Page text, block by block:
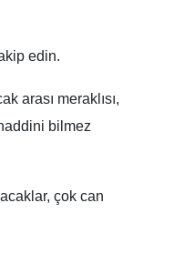
edin.
arası meraklısı,
bilmez
çok can